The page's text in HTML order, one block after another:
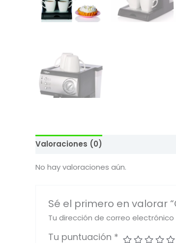
Valoraciones (0)
No hay valoraciones aún.
Sé el primero en valorar
Tu dirección de correo
Tu puntuación *